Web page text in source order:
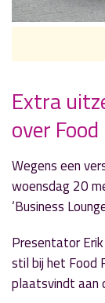
« Vorig
15 mei
13 mei 2026
» Volgend
'Muzikale
18 mei 2026
Extra
over
Wegens een
woensdag 20
‘Business
Presentator
stil bij het Food
plaatsvindt aan